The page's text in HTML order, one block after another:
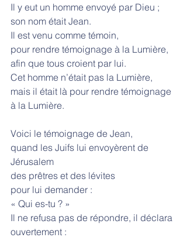
Il y eut un homme envoyé par Dieu ;
son nom était Jean.
Il est venu comme témoin,
pour rendre témoignage à la Lumière,
afin que tous croient par lui.
Cet homme n’était pas la Lumière,
mais il était là pour rendre témoignage
à la Lumière.
Voici le témoignage de Jean,
quand les Juifs lui envoyèrent de
Jérusalem
des prêtres et des lévites
pour lui demander :
« Qui es-tu ? »
Il ne refusa pas de répondre, il déclara
ouvertement :